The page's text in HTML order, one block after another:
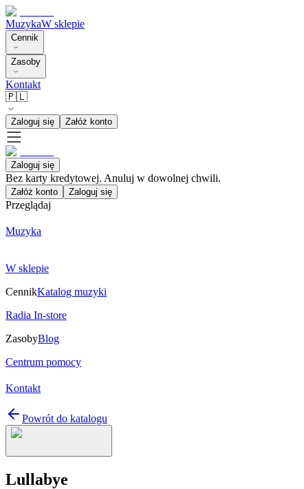
MuzykaW sklepie
Cennik
Zasoby
Kontakt
🇵🇱
Zaloguj się Załóż konto
Zaloguj się
Bez karty kredytowej. Anuluj w dowolnej chwili.
Załóż konto Zaloguj się
Przeglądaj
Muzyka
W sklepie
CennikKatalog muzyki
Radia In-store
ZasobyBlog
Centrum pomocy
Kontakt
Powrót do katalogu
Lullabye